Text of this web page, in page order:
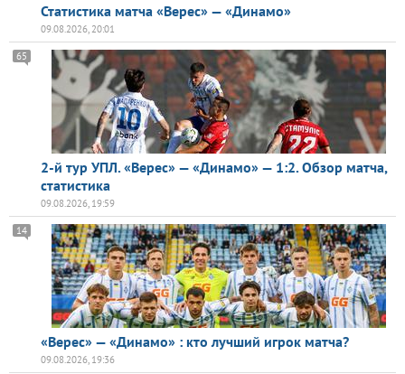
Статистика матча «Верес» — «Динамо»
09.08.2026, 20:01
2-й тур УПЛ. «Верес» — «Динамо» — 1:2. Обзор матча,
статистика
65
09.08.2026, 19:59
«Верес» — «Динамо» : кто лучший игрок матча?
14
09.08.2026, 19:36